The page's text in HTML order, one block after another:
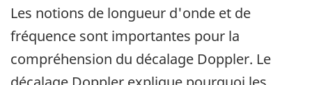
Les notions de longueur d'onde et de
fréquence sont importantes pour la
compréhension du décalage Doppler. Le